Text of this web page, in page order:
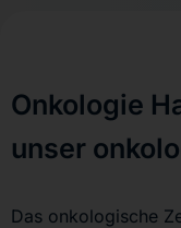
Onkologie
unser
Das onkologische